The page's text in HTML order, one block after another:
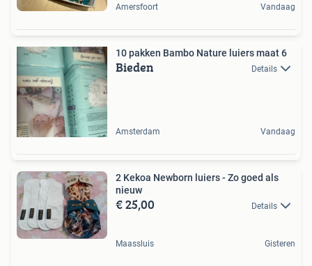
Amersfoort Vandaag
10 pakken Bambo Nature luiers maat 6
Bieden Details
Amsterdam Vandaag
2 Kekoa Newborn luiers - Zo goed als
nieuw
€ 25,00 Details
Maassluis Gisteren